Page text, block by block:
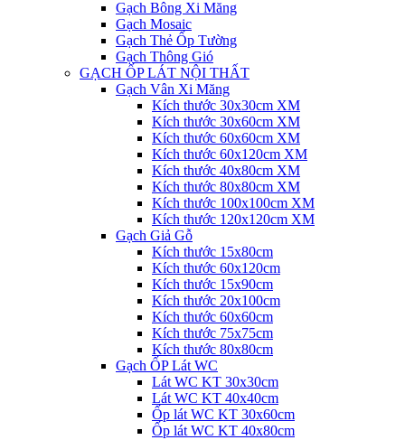
Gạch Bông Xi Măng
Gạch Mosaic
Gạch Thẻ Ốp Tường
Gạch Thông Gió
GẠCH ỐP LÁT NỘI THẤT
Gạch Vân Xi Măng
Kích thước 30x30cm XM
Kích thước 30x60cm XM
Kích thước 60x60cm XM
Kích thước 60x120cm XM
Kích thước 40x80cm XM
Kích thước 80x80cm XM
Kích thước 100x100cm XM
Kích thước 120x120cm XM
Gạch Giả Gỗ
Kích thước 15x80cm
Kích thước 60x120cm
Kích thước 15x90cm
Kích thước 20x100cm
Kích thước 60x60cm
Kích thước 75x75cm
Kích thước 80x80cm
Gạch ỐP Lát WC
Lát WC KT 30x30cm
Lát WC KT 40x40cm
Ốp lát WC KT 30x60cm
Ốp lát WC KT 40x80cm